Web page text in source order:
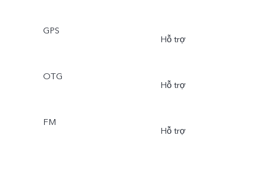
GPS
Hỗ trợ
OTG
Hỗ trợ
FM
Hỗ trợ